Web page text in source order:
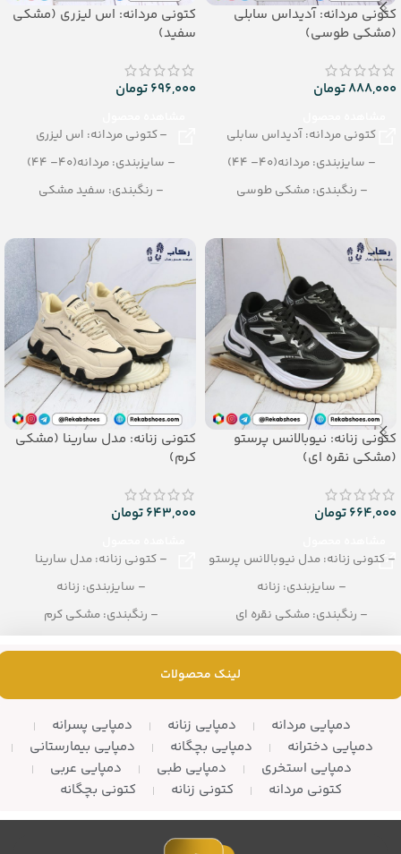
کتونی مردانه: آدیداس سابلی
(مشکی طوسی)
888,000تومان
کتونی مردانه: آدیداس سابلی
– سایزبندی: مردانه(40– 44)
– رنگبندی: مشکی طوسی
کتونی مردانه: اس لیزری (مشکی
سفید)
696,000تومان
– کتونی مردانه: اس لیزری
– سایزبندی: مردانه(40– 44)
– رنگبندی: سفید مشکی
کتونی زنانه: نیوبالانس پرستو
(مشکی نقره ای)
664,000تومان
– کتونی زنانه: مدل نیوبالانس پرستو
– سایزبندی: زنانه
– رنگبندی: مشکی نقره ای
کتونی زنانه: مدل سارینا (مشکی
کرم)
643,000تومان
– کتونی زنانه: مدل سارینا
– سایزبندی: زنانه
– رنگبندی: مشکی کرم
لینک محصولات
دمپایی مردانه دمپایی زنانه
دمپایی پسرانه
دمپایی دخترانه
دمپایی بچگانه
دمپایی بیمارستانی
دمپایی استخری
دمپایی طبی
دمپایی عربی
کتونی مردانه
کتونی زنانه کتونی بچگانه